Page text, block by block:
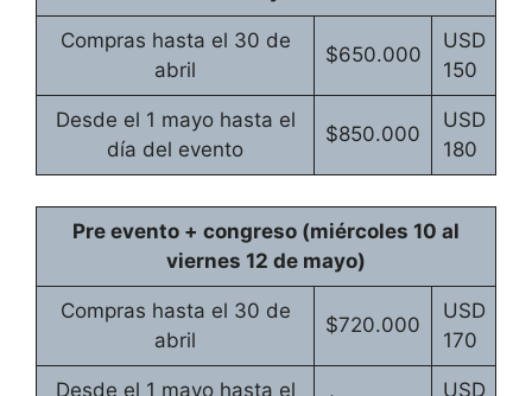
Compras hasta el 30 de
abril
$650.000
USD
150
Desde el 1 mayo hasta el
día del evento
$850.000
USD
180
Pre evento + congreso (miércoles 10 al
viernes 12 de mayo)
Compras hasta el 30 de
abril
$720.000
USD
170
Desde el 1 mayo hasta el USD